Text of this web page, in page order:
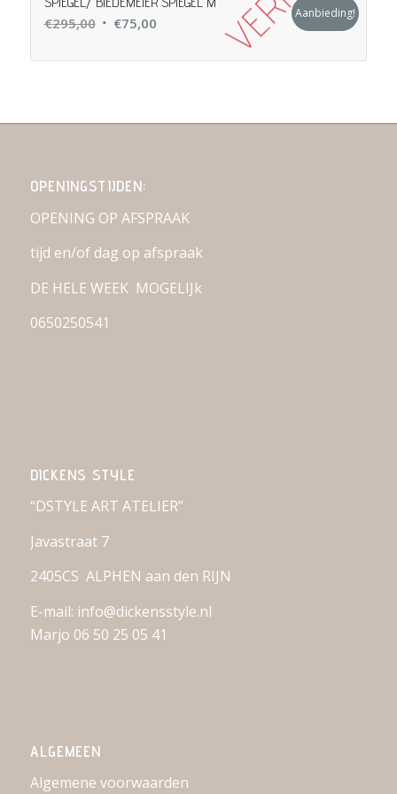
€295,00 Oorspronkelijke
was:
€75,00Huidige
is:
Aanbieding!
OPENINGSTIJDEN:
OPENING OP AFSPRAAK
tijd en/of dag op afspraak
DE HELE WEEK MOGELIJk
0650250541
DICKENS STYLE
“DSTYLE ART ATELIER”
Javastraat 7
2405CS ALPHEN aan den RIJN
E-mail: info@dickensstyle.nl
Marjo 06 50 25 05 41
ALGEMEEN
Algemene voorwaarden